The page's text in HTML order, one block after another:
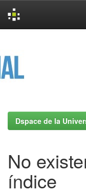
Dspace de la
No
índice